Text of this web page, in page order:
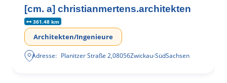
[cm. a] christianmertens.architekten
361.48 km
Architekten/Ingenieure
Adresse: Planitzer Straße 2,08056Zwickau-SüdSachsen